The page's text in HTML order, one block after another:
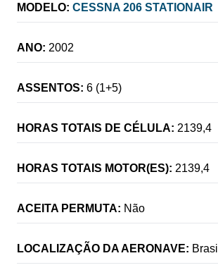
MODELO: CESSNA 206 STATIONAIR
ANO: 2002
ASSENTOS: 6 (1+5)
HORAS TOTAIS DE CÉLULA: 2139,4
HORAS TOTAIS MOTOR(ES): 2139,4
ACEITA PERMUTA: Não
LOCALIZAÇÃO DA AERONAVE: Brasil